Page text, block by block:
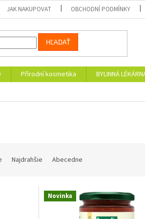
JAK NAKUPOVAT OBCHODNÍ PODMÍNKY
HĽADAŤ
Přírodní kosmetika BYLINNÁ
Najdrahšie Abecedne
Novinka